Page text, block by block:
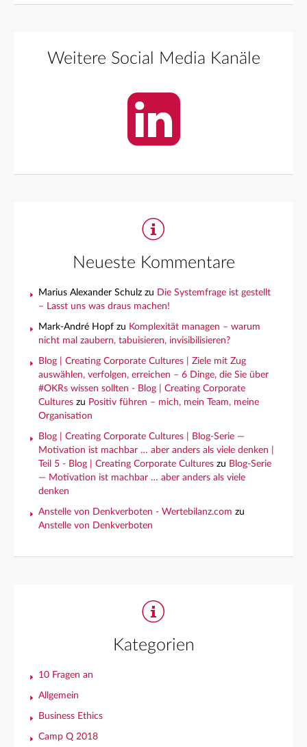
Weitere Social Media Kanäle
Neueste Kommentare
Marius Alexander Schulz zu Die Systemfrage ist gestellt
– Lasst uns was draus machen!
Mark-André Hopf zu Komplexität managen – warum
nicht mal zaubern, tabuisieren, invisibilisieren?
Blog | Creating Corporate Cultures | Ziele mit Zug
auswählen, verfolgen, erreichen – 6 Dinge, die Sie über
#OKRs wissen sollten - Blog | Creating Corporate
Cultures zu Positiv führen – mich, mein Team, meine
Organisation
Blog | Creating Corporate Cultures | Blog-Serie —
Motivation ist machbar … aber anders als viele denken |
Teil 5 - Blog | Creating Corporate Cultures zu Blog-Serie
— Motivation ist machbar … aber anders als viele
denken
Anstelle von Denkverboten - Wertebilanz.com zu
Anstelle von Denkverboten
Kategorien
10 Fragen an
Allgemein
Business Ethics
Camp Q 2018